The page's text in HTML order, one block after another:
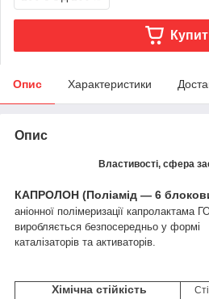
Опис Характеристики
Опис
Властивості, сфера
КАПРОЛОН (Поліамід — 6
аніонної полімеризації капролактама
виробляється безпосередньо у
каталізаторів та активаторів.
Хімічна стійкість